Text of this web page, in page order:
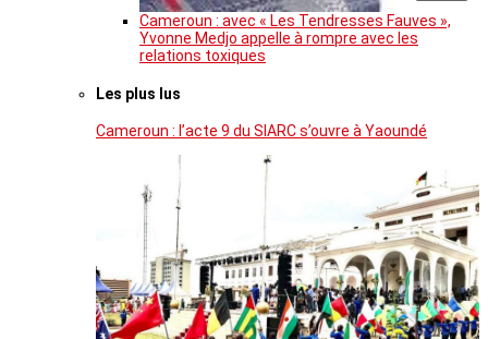
Cameroun : avec « Les Tendresses Fauves »,
Yvonne Medjo appelle à rompre avec les
relations toxiques
Les plus lus
Cameroun : l’acte 9 du SIARC s’ouvre à Yaoundé